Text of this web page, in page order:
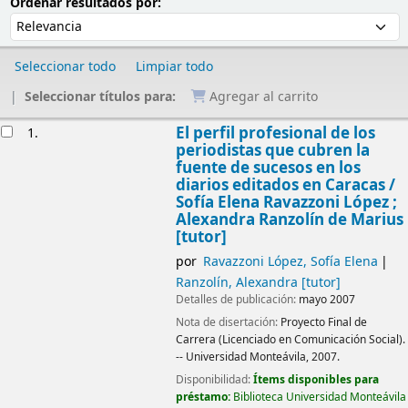
Seleccionar todo
Limpiar todo
Seleccionar títulos para:
Agregar al carrito
1. El perfil profesional de los
periodistas que cubren la
fuente de sucesos en los
diarios editados en Caracas /
Sofía Elena Ravazzoni López ;
Alexandra Ranzolín de Marius
[tutor]
por Ravazzoni López, Sofía Elena
Ranzolín, Alexandra [tutor]
Detalles de publicación: mayo 2007
Nota de disertación: Proyecto Final de
Carrera (Licenciado en Comunicación Social).
-- Universidad Monteávila, 2007.
Disponibilidad:Ítems disponibles para
préstamo: Biblioteca Universidad Monteávila